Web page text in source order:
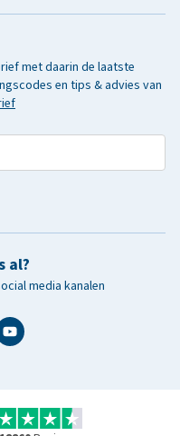
met daarin de laatste
en tips & advies van
al?
media kanalen